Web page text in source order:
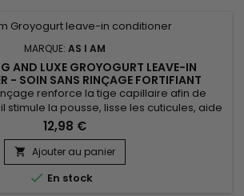
MARQUE: AS I AM
AND LUXE GROYOGURT LEAVE-IN
- SOIN SANS RINÇAGE FORTIFIANT
renforce la tige capillaire afin de
stimule la pousse, lisse les cuticules, aide
le coiffage.&nbsp; Formulé avec du
de l’huile de Jojoba et l’huile de
Long and Luxe Gro Yogurt Pomegranate
In Conditioner répare les cheveux...
12,98 €
 Ajouter au panier
 En stock